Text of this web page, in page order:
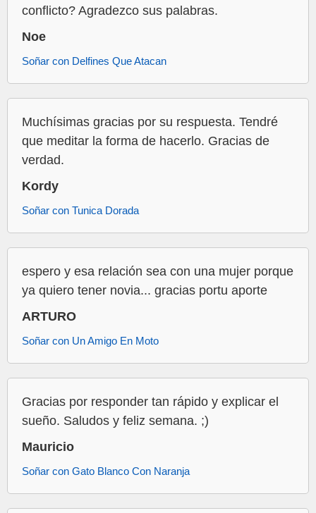
conflicto? Agradezco sus palabras.
Noe
Soñar con Delfines Que Atacan
Muchísimas gracias por su respuesta. Tendré
que meditar la forma de hacerlo. Gracias de
verdad.
Kordy
Soñar con Tunica Dorada
espero y esa relación sea con una mujer porque
ya quiero tener novia... gracias portu aporte
ARTURO
Soñar con Un Amigo En Moto
Gracias por responder tan rápido y explicar el
sueño. Saludos y feliz semana. ;)
Mauricio
Soñar con Gato Blanco Con Naranja